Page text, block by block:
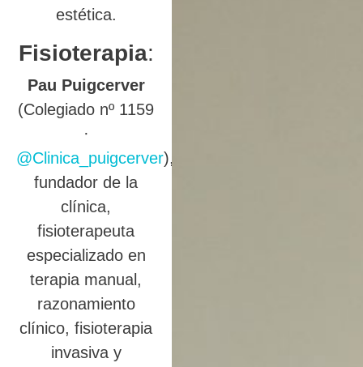
estética.
Fisioterapia:
Pau Puigcerver
(Colegiado nº 1159
·
@Clinica_puigcerver),
fundador de la
clínica,
fisioterapeuta
especializado en
terapia manual,
razonamiento
clínico, fisioterapia
invasiva y